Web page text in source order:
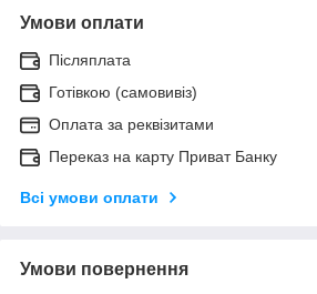
Умови оплати
Післяплата
Готівкою (самовивіз)
Оплата за реквізитами
Переказ на карту Приват Банку
Всі умови оплати
Умови повернення